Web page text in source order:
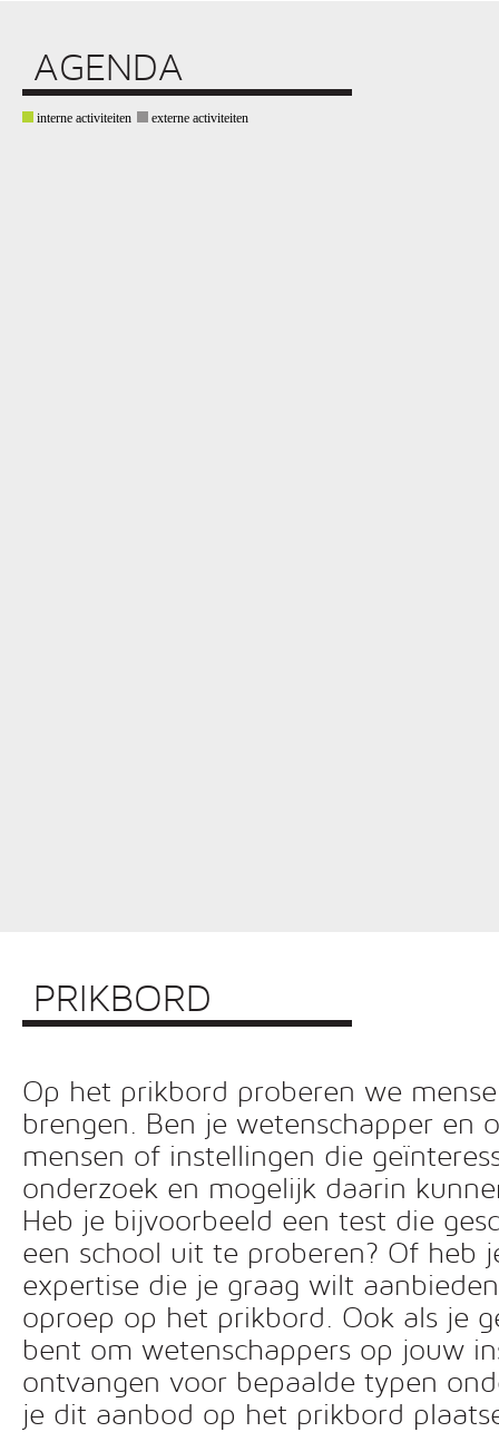
AGENDA
interne activiteiten externe activiteiten
PRIKBORD
Op het prikbord proberen we
brengen. Ben je wetenschapper en
mensen of instellingen die
onderzoek en mogelijk daarin
Heb je bijvoorbeeld een test die
een school uit te proberen? Of heb
expertise die je graag wilt
oproep op het prikbord. Ook als je
bent om wetenschappers op jouw
ontvangen voor bepaalde typen
je dit aanbod op het prikbord